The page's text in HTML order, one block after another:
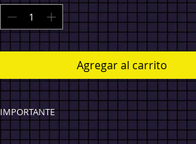
Agregar al carrito
IMPORTANTE
TODOS LOS PRECIOS ESTÁN EN $MXN*